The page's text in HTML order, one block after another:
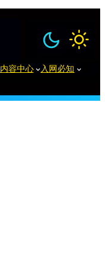
内容中心 入网必知